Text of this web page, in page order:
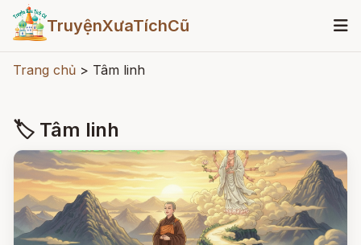
TruyệnXưaTíchCũ
Trang chủ > Tâm linh
🏷 Tâm linh